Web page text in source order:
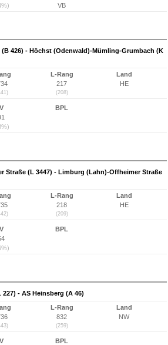
VB
426) - Höchst (Odenwald)-Mümling-Grumbach (K
L-Rang
217
(208)
Land
HE
BPL
Straße (L 3447) - Limburg (Lahn)-Offheimer Straße
L-Rang
218
(209)
Land
HE
BPL
- AS Heinsberg (A 46)
L-Rang
832
(259)
Land
NW
BPL